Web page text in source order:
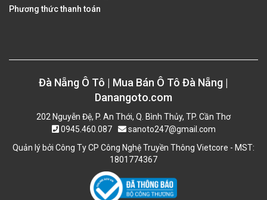
Phương thức thanh toán
Đà Nẵng Ô Tô | Mua Bán Ô Tô Đà Nẵng |
Danangoto.com
202 Nguyễn Đệ, P. An Thới, Q. Bình Thủy, TP. Cần Thơ
0945.460.087
sanoto247@gmail.com
Quản lý bởi Công Ty CP Công Nghệ Truyền Thông Vietcore - MST:
1801774367